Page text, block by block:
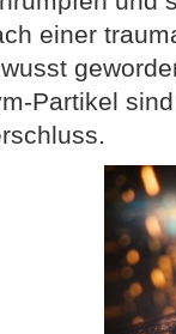
einer
Partikel